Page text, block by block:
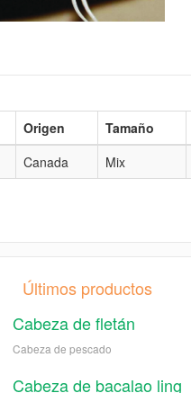
Origen Tamaño
Canada Mix
Últimos productos
Cabeza de fletán
Cabeza de pescado
Cabeza de bacalao ling